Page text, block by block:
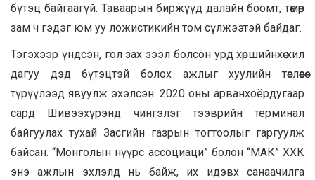
бүтэц байгаагүй. Таваарын биржүүд далайн боомт, төмөр
зам ч гэдэг юм уу ложистикийн том сүлжээтэй байдаг.
Тэгэхээр үндсэн, гол зах зээл болсон урд хөршийнхөө хил
дагуу дэд бүтэцтэй болох ажлыг хуулийн төслөөсөө
түрүүлээд явуулж эхэлсэн. 2020 оны арванхоёрдугаар
сард Шивээхүрэнд чингэлэг тээврийн терминал
байгуулах тухай Засгийн газрын тогтоолыг гаргуулж
байсан. “Монголын нүүрс ассоциаци” болон “МАК” ХХК
энэ ажлын эхлэлд нь байж, их идэвх санаачилга